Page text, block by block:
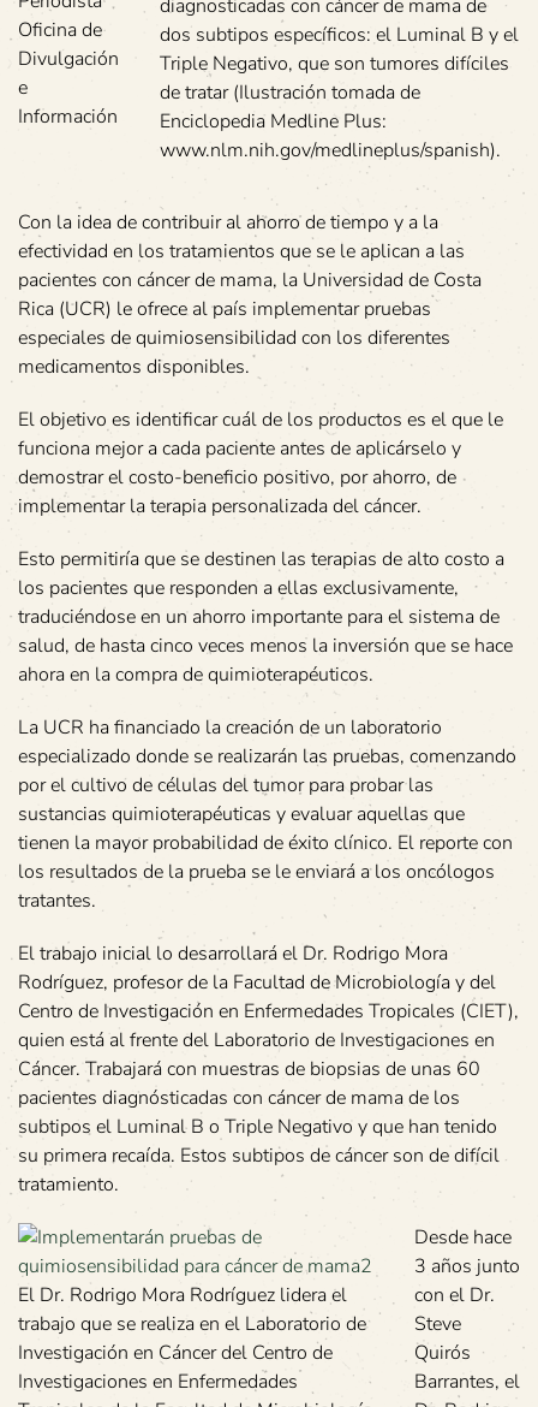
diagnosticadas con cáncer de mama de
dos subtipos específicos: el Luminal B y el
Triple Negativo, que son tumores difíciles
de tratar (Ilustración tomada de
Enciclopedia Medline Plus:
www.nlm.nih.gov/medlineplus/spanish).
Oficina de
Divulgación
e
Información
Con la idea de contribuir al ahorro de tiempo y a la
efectividad en los tratamientos que se le aplican a las
pacientes con cáncer de mama, la Universidad de Costa
Rica (UCR) le ofrece al país implementar pruebas
especiales de quimiosensibilidad con los diferentes
medicamentos disponibles.
El objetivo es identificar cuál de los productos es el que le
funciona mejor a cada paciente antes de aplicárselo y
demostrar el costo-beneficio positivo, por ahorro, de
implementar la terapia personalizada del cáncer.
Esto permitiría que se destinen las terapias de alto costo a
los pacientes que responden a ellas exclusivamente,
traduciéndose en un ahorro importante para el sistema de
salud, de hasta cinco veces menos la inversión que se hace
ahora en la compra de quimioterapéuticos.
La UCR ha financiado la creación de un laboratorio
especializado donde se realizarán las pruebas, comenzando
por el cultivo de células del tumor para probar las
sustancias quimioterapéuticas y evaluar aquellas que
tienen la mayor probabilidad de éxito clínico. El reporte con
los resultados de la prueba se le enviará a los oncólogos
tratantes.
El trabajo inicial lo desarrollará el Dr. Rodrigo Mora
Rodríguez, profesor de la Facultad de Microbiología y del
Centro de Investigación en Enfermedades Tropicales (CIET),
quien está al frente del Laboratorio de Investigaciones en
Cáncer. Trabajará con muestras de biopsias de unas 60
pacientes diagnósticadas con cáncer de mama de los
subtipos el Luminal B o Triple Negativo y que han tenido
su primera recaída. Estos subtipos de cáncer son de difícil
tratamiento.
El Dr. Rodrigo Mora Rodríguez lidera el
trabajo que se realiza en el Laboratorio de
Investigación en Cáncer del Centro de
Investigaciones en Enfermedades
Desde hace
3 años junto
con el Dr.
Steve
Quirós
Barrantes, el